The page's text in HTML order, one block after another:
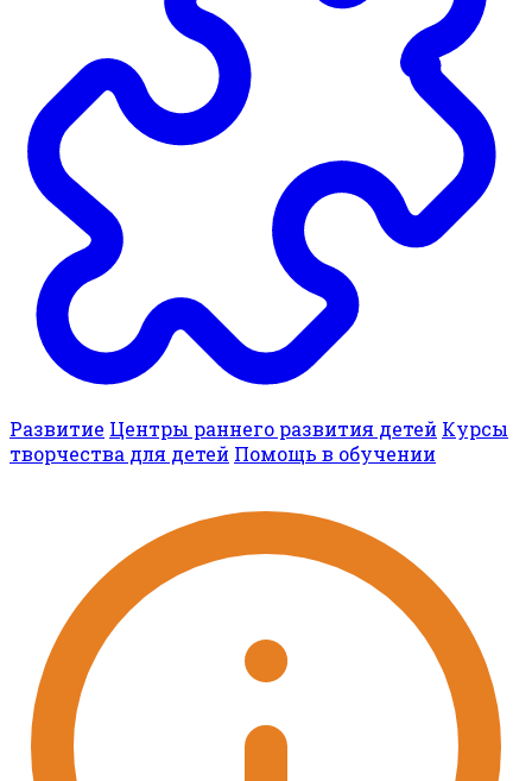
Развитие Центры раннего развития детей Курсы
творчества для детей Помощь в обучении